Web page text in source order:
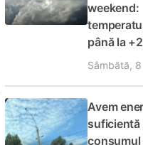
weekend:
până la
Sâmbătă,
Avem
suficientă
consumul